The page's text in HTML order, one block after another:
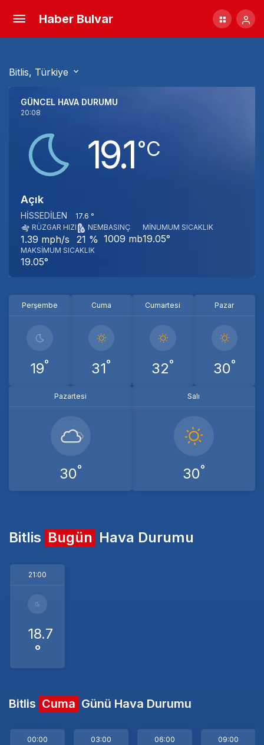
Haber Bulvar
Bitlis, Türkiye
GÜNCEL HAVA DURUMU
20:08
19.1‎°C
Açık
HISSEDILEN
17.6 °
RÜZGAR HIZI
1.39 mph/s
NEM
21 %
BASINÇ
1009 mb
MINUMUM SICAKLIK
19.05°
MAKSIMUM SICAKLIK
19.05°
Perşembe
19°
Cuma
31°
Cumartesi
32°
Pazar
30°
Pazartesi
30°
Salı
30°
Bitlis Bugün Hava Durumu
21:00
18.7
°
Bitlis Cuma Günü Hava Durumu
00:00 03:00 06:00 09:00